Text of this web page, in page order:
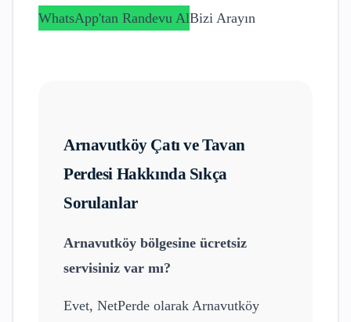
WhatsApp'tan Randevu AlBizi Arayın
Arnavutköy Çatı ve Tavan
Perdesi Hakkında Sıkça
Sorulanlar
Arnavutköy bölgesine ücretsiz
servisiniz var mı?
Evet, NetPerde olarak Arnavutköy